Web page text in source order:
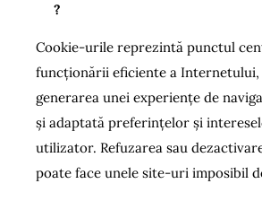
?
Cookie-urile reprezintă punctul
funcţionării eficiente a Internetului,
generarea unei experienţe de
şi adaptată preferinţelor şi
utilizator. Refuzarea sau
poate face unele site-uri imposibil